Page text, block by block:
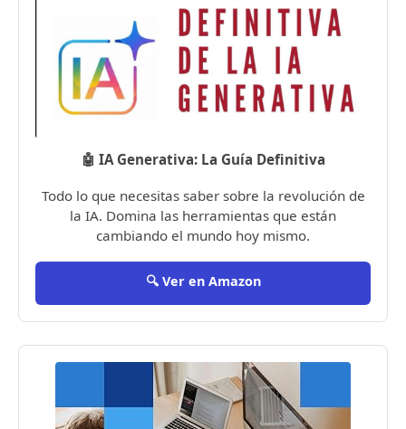
🤖 IA Generativa: La Guía Definitiva
Todo lo que necesitas saber sobre la revolución de
la IA. Domina las herramientas que están
cambiando el mundo hoy mismo.
🔍 Ver en Amazon